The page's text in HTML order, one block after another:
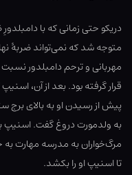
دریکو حتی زمانی که با
متوجه شد که نمی‌تواند ضربهٔ
مهربانی و ترحم دامبلدور نسبت
قرار گرفته بود. بعد از آن، اسنیپ
پیش از رسیدن او به بالای برج
به ولدمورت دروغ گفت. اسنیپ بر
مرگ‌خواران به مدرسه مهارت به
تا اسنیپ او را بکشد.